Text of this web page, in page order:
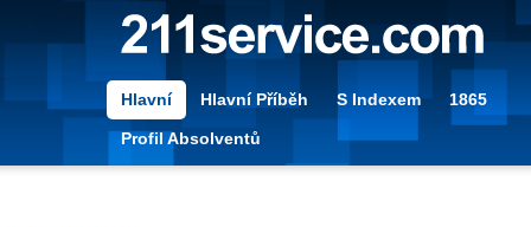
Hlavní Hlavní Příběh S Indexem 1865
Profil Absolventů